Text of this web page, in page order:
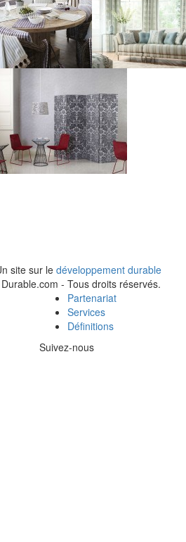
site sur le développement durable
- Tous droits réservés.
Partenariat
Services
Définitions
Suivez-nous